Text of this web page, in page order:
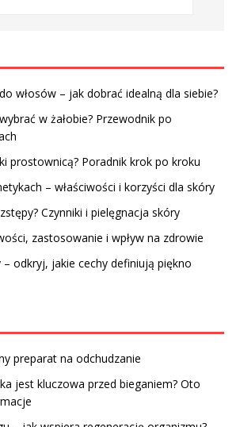
włosów – jak dobrać idealną dla siebie?
w żałobie? Przewodnik po
prostownicą? Poradnik krok po kroku
– właściwości i korzyści dla skóry
Czynniki i pielęgnacja skóry
zastosowanie i wpływ na zdrowie
– odkryj, jakie cechy definiują piękno
preparat na odchudzanie
jest kluczowa przed bieganiem? Oto